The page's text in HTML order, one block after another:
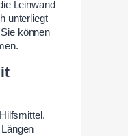
Leinwand
unterliegt
können